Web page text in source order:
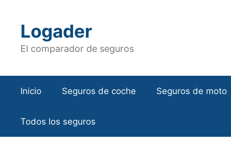
contenidoLogader
El comparador de seguros
Inicio Seguros de coche Seguros de moto
Todos los seguros